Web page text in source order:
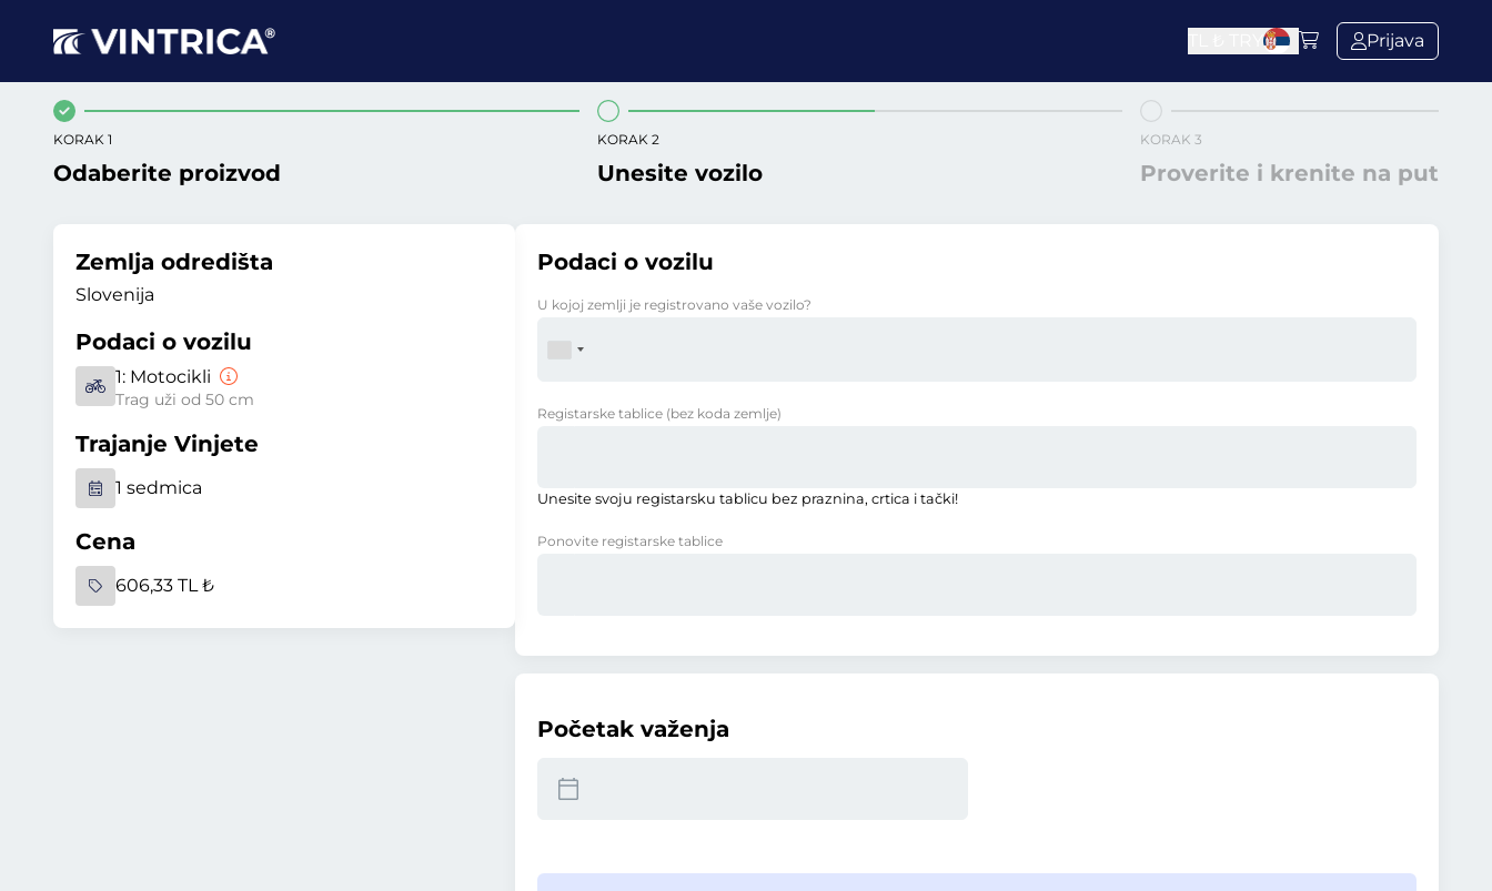
Prijava
KORAK 1
Odaberite proizvod
KORAK 2
Unesite vozilo
KORAK 3
Proverite i krenite na put
Zemlja odredišta
Slovenija
Podaci o vozilu
1: Motocikli
Trag uži od 50 cm
Trajanje Vinjete
1 sedmica
Cena
606,33 TL ₺
Podaci o vozilu
U kojoj zemlji je registrovano vaše vozilo?
Registarske tablice (bez koda zemlje)
Unesite svoju registarsku tablicu bez praznina, crtica i tački!
Ponovite registarske tablice
Početak važenja